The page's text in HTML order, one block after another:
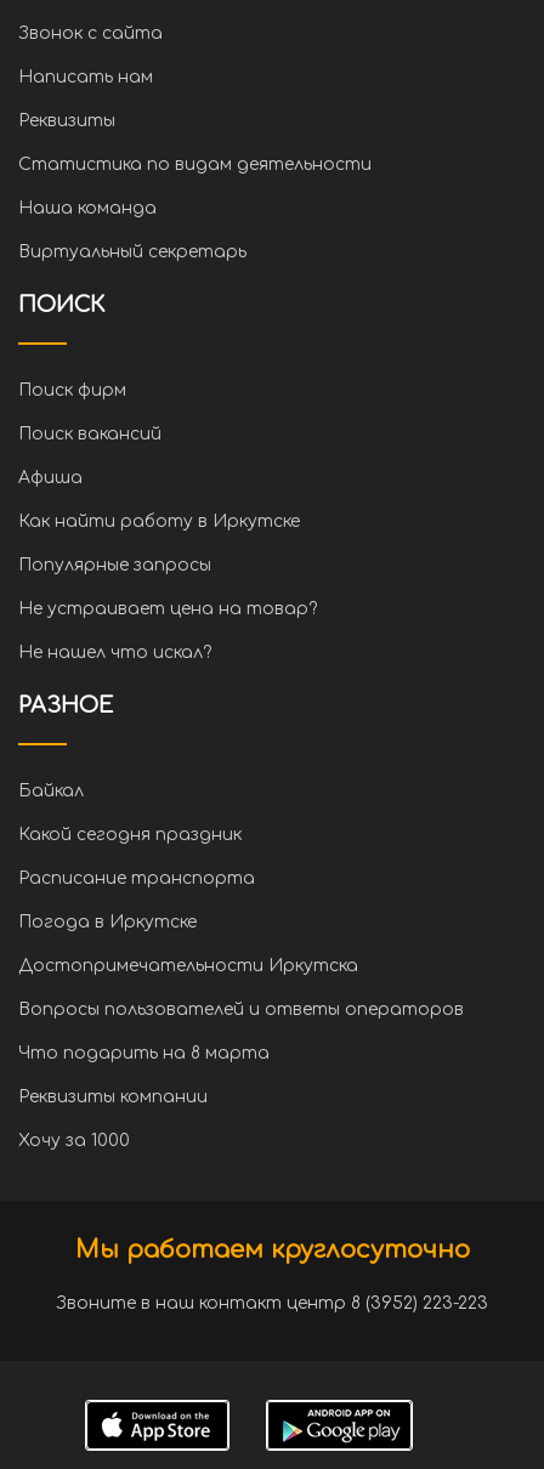
Звонок с сайта
Написать нам
Реквизиты
Статистика по видам деятельности
Наша команда
Виртуальный секретарь
ПОИСК
Поиск фирм
Поиск вакансий
Афиша
Как найти работу в Иркутске
Популярные запросы
Не устраивает цена на товар?
Не нашел что искал?
РАЗНОЕ
Байкал
Какой сегодня праздник
Расписание транспорта
Погода в Иркутске
Достопримечательности Иркутска
Вопросы пользователей и ответы операторов
Что подарить на 8 марта
Реквизиты компании
Хочу за 1000
Мы работаем круглосуточно
Звоните в наш контакт центр 8 (3952) 223-223